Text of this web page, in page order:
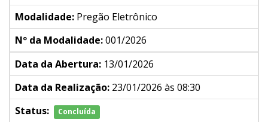
Modalidade: Pregão Eletrônico
Nº da Modalidade:001/2026
Data da Abertura: 13/01/2026
Data da Realização: 23/01/2026 às 08:30
Status:
Concluída